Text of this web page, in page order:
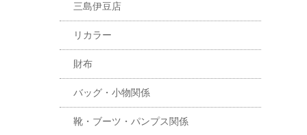
三島伊豆店
リカラー
財布
バッグ・小物関係
靴・ブーツ・パンプス関係